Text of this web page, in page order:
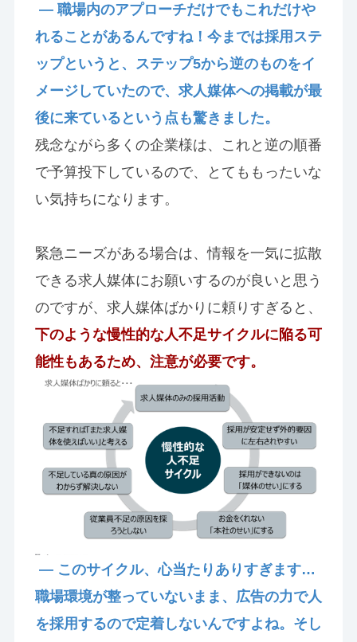
— 職場内のアプローチだけでもこれだけや
れることがあるんですね！今までは採用ステ
ップというと、ステップ5から逆のものをイ
メージしていたので、求人媒体への掲載が最
後に来ているという点も驚きました。
残念ながら多くの企業様は、これと逆の順番
で予算投下しているので、とてももったいな
い気持ちになります。
緊急ニーズがある場合は、情報を一気に拡散
できる求人媒体にお願いするのが良いと思う
のですが、求人媒体ばかりに頼りすぎると、
下のような慢性的な人不足サイクルに陥る可
能性もあるため、注意が必要です。
— このサイクル、心当たりありすぎます…
職場環境が整っていないまま、広告の力で人
を採用するので定着しないんですよね。そし